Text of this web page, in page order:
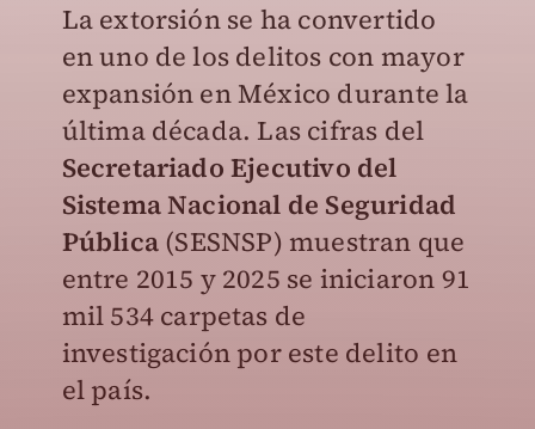
La extorsión se ha convertido
en uno de los delitos con mayor
expansión en México durante la
última década. Las cifras del
Secretariado Ejecutivo del
Sistema Nacional de Seguridad
Pública(SESNSP) muestran que
entre 2015 y 2025 se iniciaron 91
mil 534 carpetas de
investigación por este delito en
el país.